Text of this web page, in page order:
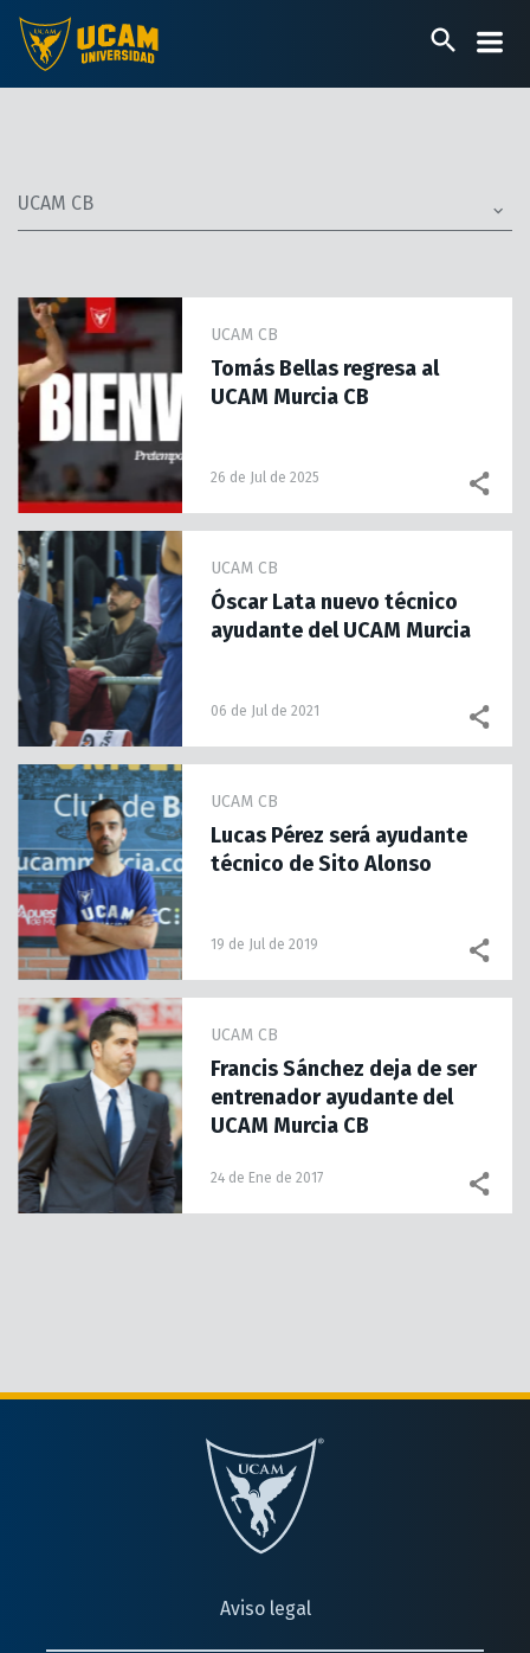
Pasar
contenido
principal
UCAM CB
UCAM CB
Tomás Bellas regresa al
UCAM Murcia CB
26 de Jul de 2025
UCAM CB
Óscar Lata nuevo técnico
ayudante del UCAM Murcia
06 de Jul de 2021
UCAM CB
Lucas Pérez será ayudante
técnico de Sito Alonso
19 de Jul de 2019
UCAM CB
Francis Sánchez deja de ser
entrenador ayudante del
UCAM Murcia CB
24 de Ene de 2017
Aviso legal